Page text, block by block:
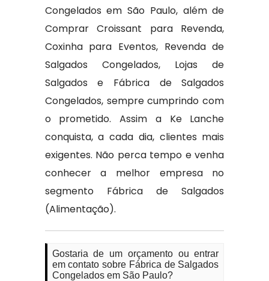
Congelados em São Paulo, além de
Comprar Croissant para Revenda,
Coxinha para Eventos, Revenda de
Salgados Congelados, Lojas de
Salgados e Fábrica de Salgados
Congelados, sempre cumprindo com
o prometido. Assim a Ke Lanche
conquista, a cada dia, clientes mais
exigentes. Não perca tempo e venha
conhecer a melhor empresa no
segmento Fábrica de Salgados
(Alimentação).
Gostaria de um orçamento ou entrar
em contato sobre Fábrica de Salgados
Congelados em São Paulo?